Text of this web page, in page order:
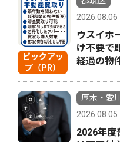
ピックアッ
プ（PR）
2026.08.06
ウスイホ
け不要で
経過の物
厚木・愛
2026.08.05
2026年